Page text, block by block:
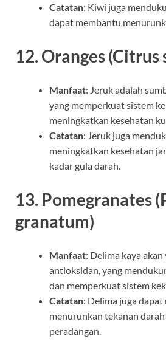
Catatan: Kiwi juga
dapat membantu
12.Oranges (Citrus
Manfaat: Jeruk adalah
yang memperkuat sistem
meningkatkan kesehatan
Catatan: Jeruk juga
meningkatkan kesehatan
kadar gula darah.
13. Pomegranates
granatum)
Manfaat: Delima kaya
antioksidan, yang
dan memperkuat sistem
Catatan: Delima juga
menurunkan tekanan darah
peradangan.